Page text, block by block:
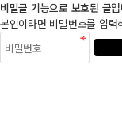
비밀글 기능으로 보호된 글
본인이라면 비밀번호를 입력